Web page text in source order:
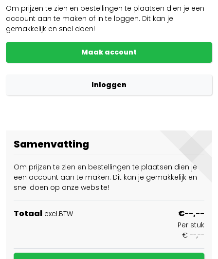
Om prijzen te zien en bestellingen te plaatsen dien je een
account aan te maken of in te loggen. Dit kan je
gemakkelijk en snel doen!
Maak account
Inloggen
Samenvatting
Om prijzen te zien en bestellingen te plaatsen dien je
een account aan te maken. Dit kan je gemakkelijk en
snel doen op onze website!
Totaal excl.BTW €--,--
Per stuk
€ --,--